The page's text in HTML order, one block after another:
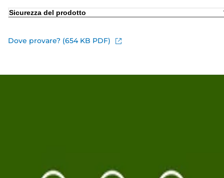
Sicurezza del prodotto
Dove provare? (654 KB PDF)